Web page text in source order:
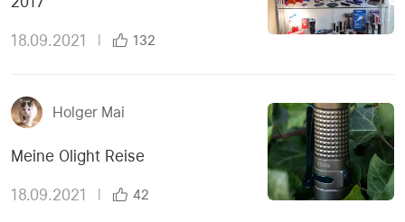
18.09.2021 132
Holger Mai
Meine Olight Reise
18.09.2021 42